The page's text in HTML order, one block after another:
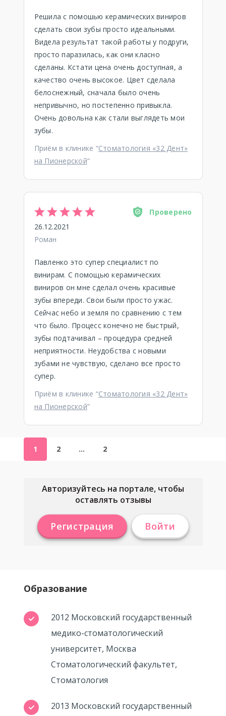
Решила с помошью керамических виниров
сделать свои зубы просто идеальными.
Видела результат такой работы у подруги,
просто паразилась, как они класно
сделаны. Кстати цена очень доступная, а
качество очень высокое. Цвет сделала
белоснежный, сначала было очень
непривычно, но постепенно привыкла.
Очень довольна как стали выглядеть мои
зубы.
Приём в клинике “Стоматология «32 Дент»
на Пионерской”
Проверено
26.12.2021
Роман
Павленко это супер специалист по
винирам. С помощью керамических
виниров он мне сделал очень красивые
зубы впереди. Свои были просто ужас.
Сейчас небо и земля по сравнению с тем
что было. Процесс конечно не быстрый,
зубы подтачивал – процедура средней
неприятности. Неудобства с новыми
зубами не чувствую, сделано все просто
супер.
Приём в клинике “Стоматология «32 Дент»
на Пионерской”
1 2 … 2
Авторизуйтесь на портале, чтобы
оставлять отзывы
Регистрация Войти
Образование
2012 Московский государственный
медико-стоматологический
университет, Москва
Стоматологический факультет,
Стоматология
2013 Московский государственный